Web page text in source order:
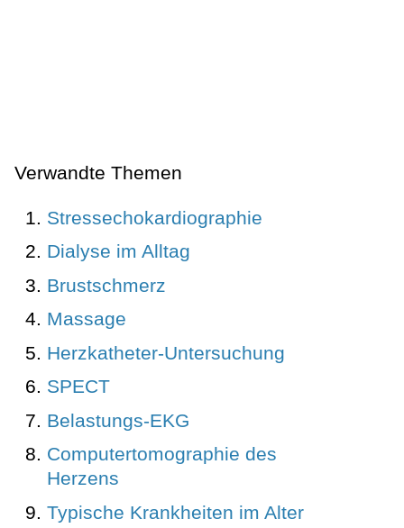
Verwandte Themen
Stressechokardiographie
Dialyse im Alltag
Brustschmerz
Massage
Herzkatheter-Untersuchung
SPECT
Belastungs-EKG
Computertomographie des
Herzens
Typische Krankheiten im Alter